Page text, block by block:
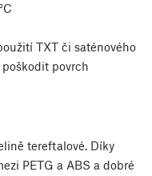
TXT či saténového
povrch
tereftalové. Díky
PETG a ABS a dobré